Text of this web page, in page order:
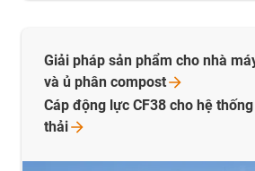
Giải pháp sản phẩm cho nhà
và ủ phân compost
Cáp động lực CF38 cho hệ
thải